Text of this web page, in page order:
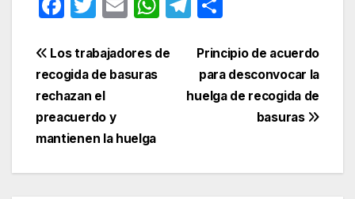
c
e
b
o
k
itt
er
ail at
e
gr
a
m
p
ar
Navegación
de
entradas
Principio de acuerdo
para desconvocar la
huelga de recogida de
basuras
Los trabajadores de
recogida de basuras
rechazan el
preacuerdo y
mantienen la huelga